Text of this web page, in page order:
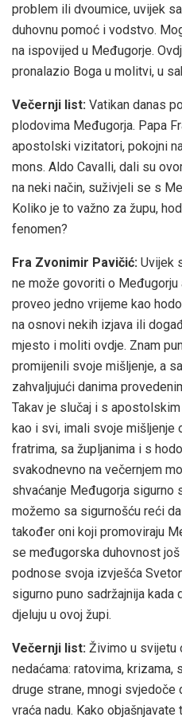
problem ili dvoumice, uvijek
duhovnu pomoć i vodstvo.
na ispovijed u Međugorje.
pronalazio Boga u molitvi, u
Večernji list: Vatikan danas
plodovima Međugorja. Papa
apostolski vizitatori, pokojni
mons. Aldo Cavalli, dali su
na neki način, suživjeli se s
Koliko je to važno za župu,
fenomen?
Fra Zvonimir Pavičić: Uvijek
ne može govoriti o Međugorju
proveo jedno vrijeme kao
na osnovi nekih izjava ili
mjesto i moliti ovdje. Znam
promijenili svoje mišljenje, a
zahvaljujući danima
Takav je slučaj i s
kao i svi, imali svoje mišljenje
fratrima, sa župljanima i s
svakodnevno na večernjem
shvaćanje Međugorja sigurno
možemo sa sigurnošću reći
također oni koji promoviraju
se međugorska duhovnost
podnose svoja izvješća
sigurno puno sadržajnija
djeluju u ovoj župi.
Večernji list: Živimo u svijetu
nedaćama: ratovima, krizama,
druge strane, mnogi svjedoče
vraća nadu. Kako